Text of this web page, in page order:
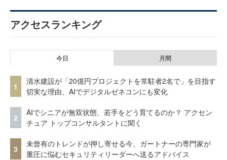
アクセスランキング
今日 月間
1
清水建設が「20億円プロジェクトを常駐者2名で」を目指す
切実な理由、AIでデジタルゼネコンにも変化
2
AIでシニアが無双状態、若手をどう育てるのか？ アクセン
チュア トップコンサルタントに聞く
3
未曾有のトレンドが押し寄せる今、ガートナーの専門家が
重圧に悩むセキュリティリーダーへ送るアドバイス